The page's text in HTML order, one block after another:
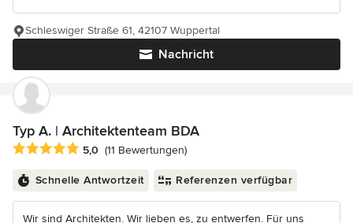
Nachricht
Schleswiger Straße 61, 42107 Wuppertal
Typ A. | Architektenteam BDA
Durchschnittliche Bewertung: 5 von 5 Sternen
5,0 (11 Bewertungen)
Schnelle Antwortzeit Referenzen verfügbar
Wir sind Architekten. Wir lieben es, zu entwerfen. Für uns